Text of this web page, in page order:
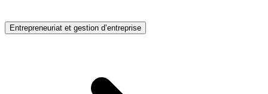
Entrepreneuriat et gestion d’entreprise